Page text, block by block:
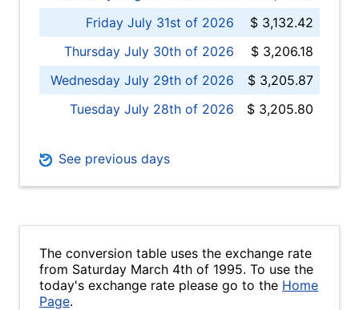
Friday July 31st of 2026
$ 3,132.42
Thursday July 30th of 2026
$ 3,206.18
Wednesday July 29th of 2026
$ 3,205.87
Tuesday July 28th of 2026
$ 3,205.80
See previous days
The conversion table uses the exchange rate
from Saturday March 4th of 1995. To use the
today's exchange rate please go to the Home
Page.